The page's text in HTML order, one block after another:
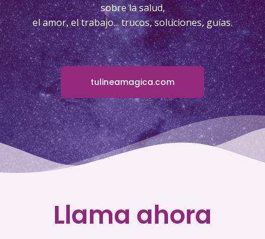
sobre la salud,
el amor, el trabajo... trucos, soluciones, guías.
tulineamagica.com
Llama ahora